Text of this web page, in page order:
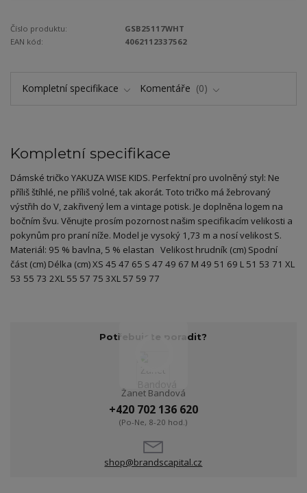
Číslo produktu:
GSB25117WHT
EAN kód:
4062112337562
Kompletní specifikace Komentáře 0
Kompletní specifikace
Dámské tričko YAKUZA WISE KIDS. Perfektní pro uvolněný styl: Ne
příliš štíhlé, ne příliš volné, tak akorát. Toto tričko má žebrovaný
výstřih do V, zakřivený lem a vintage potisk. Je doplněna logem na
bočním švu. Věnujte prosím pozornost našim specifikacím velikosti a
pokynům pro praní níže. Model je vysoký 1,73 m a nosí velikost S.
Materiál: 95 % bavlna, 5 % elastan Velikost hrudník (cm) Spodní
část (cm) Délka (cm) XS 45 47 65 S 47 49 67 M 49 51 69 L 51 53 71 XL
53 55 73 2XL 55 57 75 3XL 57 59 77
Potřebujete poradit?
Žanet Bandová
+420 702 136 620
(Po-Ne, 8-20 hod.)
shop@brandscapital.cz